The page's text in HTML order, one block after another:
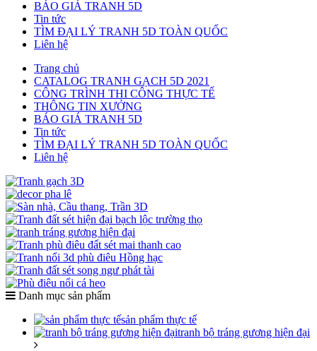
BÁO GIÁ TRANH 5D
Tin tức
TÌM ĐẠI LÝ TRANH 5D TOÀN QUỐC
Liên hệ
Trang chủ
CATALOG TRANH GẠCH 5D 2021
CÔNG TRÌNH THI CÔNG THỰC TẾ
THÔNG TIN XƯỞNG
BÁO GIÁ TRANH 5D
Tin tức
TÌM ĐẠI LÝ TRANH 5D TOÀN QUỐC
Liên hệ
Danh mục sản phẩm
sản phẩm thực tế
tranh bộ tráng gương hiện đại